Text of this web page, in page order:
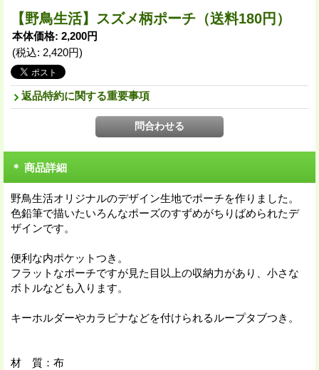
【野鳥生活】スズメ柄ポーチ（送料180円）
本体価格: 2,200円
(税込: 2,420円)
返品特約に関する重要事項
＊ 商品詳細
野鳥生活オリジナルのデザイン生地でポーチを作りました。
色鉛筆で描いたいろんなポーズのすずめがちりばめられたデ
ザインです。
便利な内ポケットつき。
フラットなポーチですが見た目以上の収納力があり、小さな
ボトルなども入ります。
キーホルダーやカラピナなどを付けられるループタブつき。
材 質：布